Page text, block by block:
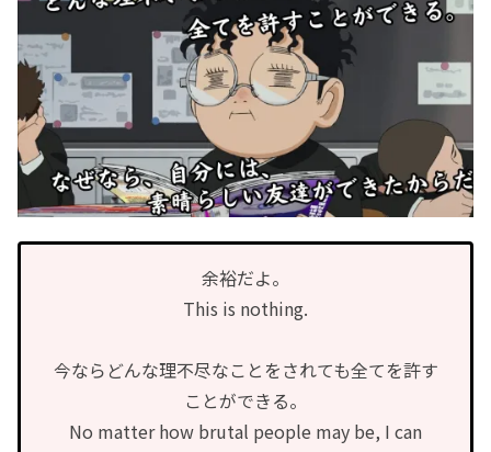
余裕だよ。
This is nothing.
今ならどんな理不尽なことをされても全てを許す
ことができる。
No matter how brutal people may be, I can